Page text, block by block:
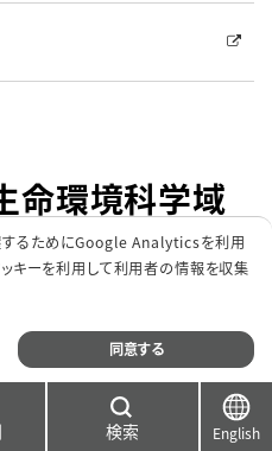
検索 English
命環境科学域
類
医学）
キャンパス
できます
するためにGoogle Analyticsを利用
キーを利用して利用者の情報を収集
同意する